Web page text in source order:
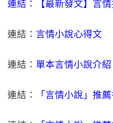
連結：【最新發文】 言情
連結： 言情小說心得文
連結： 單本言情小說介紹
連結： 「言情小說」推